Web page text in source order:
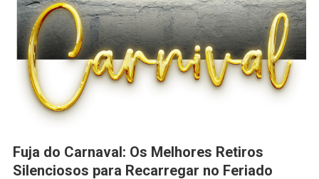
Fuja do Carnaval: Os Melhores Retiros
Silenciosos para Recarregar no Feriado